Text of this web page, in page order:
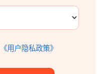
《用户隐私政策》